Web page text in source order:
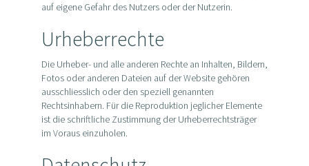
auf eigene Gefahr des Nutzers oder der Nutzerin.
Urheberrechte
Die Urheber- und alle anderen Rechte an Inhalten, Bildern,
Fotos oder anderen Dateien auf der Website gehören
ausschliesslich oder den speziell genannten
Rechtsinhabern. Für die Reproduktion jeglicher Elemente
ist die schriftliche Zustimmung der Urheberrechtsträger
im Voraus einzuholen.